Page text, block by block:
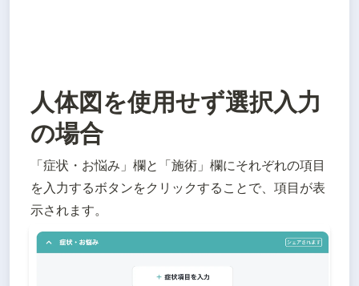
人体図を使用せず選択入力
の場合
「症状・お悩み」欄と「施術」欄にそれぞれの項目
を入力するボタンをクリックすることで、項目が表
示されます。